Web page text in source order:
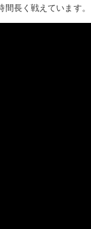
長く戦えています。